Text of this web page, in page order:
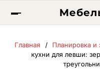
Главная Планировка и
кухни для левши: